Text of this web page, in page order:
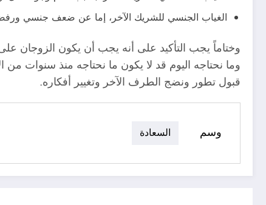
الغياب الجنسي للشريك الآخر، إما عن ضعف جنسي ورفضه
وختاماً يجب التأكيد على أنه يجب أن يكون الزوجان على
وما نحتاجه اليوم قد لا يكون ما نحتاجه منذ
قبول تطور ونضج الطرف الآخر وتغيير أفكاره.
وسم السعادة